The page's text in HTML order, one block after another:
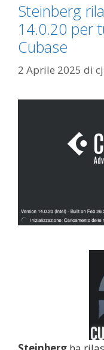
Steinberg
14.0.20 per
Cubase
2 Aprile 2025 di cj